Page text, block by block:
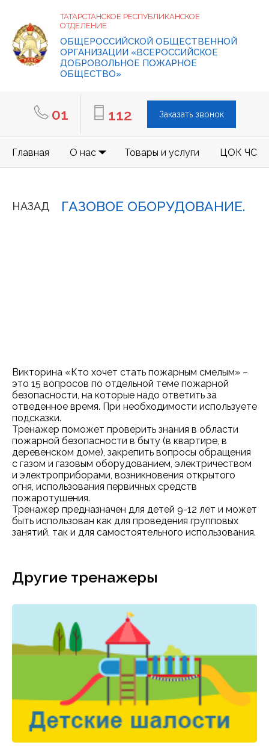
ТАТАРСТАНСКОЕ РЕСПУБЛИКАНСКОЕ
ОТДЕЛЕНИЕ
ОБЩЕРОССИЙСКОЙ ОБЩЕСТВЕННОЙ
ОРГАНИЗАЦИИ «ВСЕРОССИЙСКОЕ
ДОБРОВОЛЬНОЕ ПОЖАРНОЕ
ОБЩЕСТВО»
01 112 Заказать звонок
Главная О нас Товары и услуги ЦОК ЧС
НАЗАД ГАЗОВОЕ ОБОРУДОВАНИЕ.
Викторина «Кто хочет стать пожарным смелым» –
это 15 вопросов по отдельной теме пожарной
безопасности, на которые надо ответить за
отведенное время. При необходимости используете
подсказки.
Тренажер поможет проверить знания в области
пожарной безопасности в быту (в квартире, в
деревенском доме), закрепить вопросы обращения
с газом и газовым оборудованием, электричеством
и электроприборами, возникновения открытого
огня, использования первичных средств
пожаротушения.
Тренажер предназначен для детей 9-12 лет и может
быть использован как для проведения групповых
занятий, так и для самостоятельного использования.
Другие тренажеры